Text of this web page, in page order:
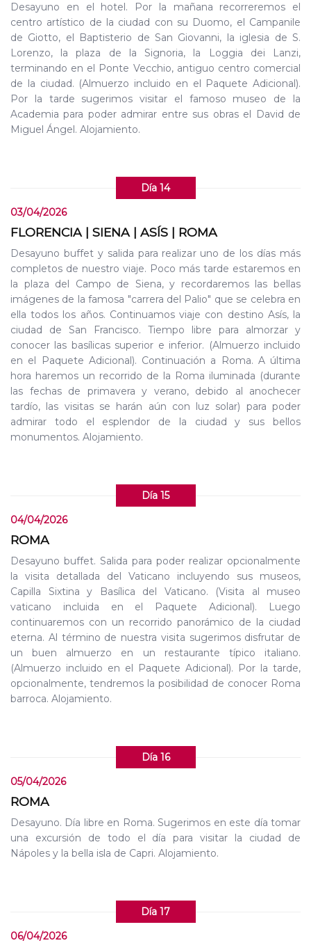
Desayuno en el hotel. Por la mañana recorreremos el
centro artístico de la ciudad con su Duomo, el Campanile
de Giotto, el Baptisterio de San Giovanni, la iglesia de S.
Lorenzo, la plaza de la Signoria, la Loggia dei Lanzi,
terminando en el Ponte Vecchio, antiguo centro comercial
de la ciudad. (Almuerzo incluido en el Paquete Adicional).
Por la tarde sugerimos visitar el famoso museo de la
Academia para poder admirar entre sus obras el David de
Miguel Ángel. Alojamiento.
Día 14
03/04/2026
FLORENCIA | SIENA | ASÍS | ROMA
Desayuno buffet y salida para realizar uno de los días más
completos de nuestro viaje. Poco más tarde estaremos en
la plaza del Campo de Siena, y recordaremos las bellas
imágenes de la famosa "carrera del Palio" que se celebra en
ella todos los años. Continuamos viaje con destino Asís, la
ciudad de San Francisco. Tiempo libre para almorzar y
conocer las basílicas superior e inferior. (Almuerzo incluido
en el Paquete Adicional). Continuación a Roma. A última
hora haremos un recorrido de la Roma iluminada (durante
las fechas de primavera y verano, debido al anochecer
tardío, las visitas se harán aún con luz solar) para poder
admirar todo el esplendor de la ciudad y sus bellos
monumentos. Alojamiento.
Día 15
04/04/2026
ROMA
Desayuno buffet. Salida para poder realizar opcionalmente
la visita detallada del Vaticano incluyendo sus museos,
Capilla Sixtina y Basílica del Vaticano. (Visita al museo
vaticano incluida en el Paquete Adicional). Luego
continuaremos con un recorrido panorámico de la ciudad
eterna. Al término de nuestra visita sugerimos disfrutar de
un buen almuerzo en un restaurante típico italiano.
(Almuerzo incluido en el Paquete Adicional). Por la tarde,
opcionalmente, tendremos la posibilidad de conocer Roma
barroca. Alojamiento.
Día 16
05/04/2026
ROMA
Desayuno. Día libre en Roma. Sugerimos en este día tomar
una excursión de todo el día para visitar la ciudad de
Nápoles y la bella isla de Capri. Alojamiento.
Día 17
06/04/2026